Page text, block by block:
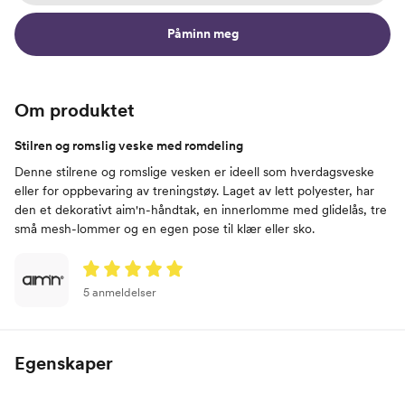
Påminn meg
Om produktet
Stilren og romslig veske med romdeling
Denne stilrene og romslige vesken er ideell som hverdagsveske
eller for oppbevaring av treningstøy. Laget av lett polyester, har
den et dekorativt aim'n-håndtak, en innerlomme med glidelås, tre
små mesh-lommer og en egen pose til klær eller sko.
5 anmeldelser
Egenskaper